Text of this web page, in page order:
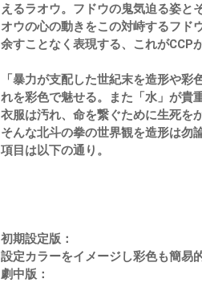
えるラオウ。フドウの鬼気迫る姿と
オウの心の動きをこの対峙するフド
余すことなく表現する、これがCCP
「暴力が支配した世紀末を造形や
れを彩色で魅せる。また「水」が貴
衣服は汚れ、命を繋ぐために生死を
そんな北斗の拳の世界観を造形は勿
項目は以下の通り。
初期設定版：
設定カラーをイメージし彩色も簡易
劇中版：